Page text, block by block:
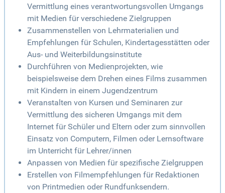
Vermittlung eines verantwortungsvollen Umgangs
mit Medien für verschiedene Zielgruppen
Zusammenstellen von Lehrmaterialien und
Empfehlungen für Schulen, Kindertagesstätten oder
Aus- und Weiterbildungsinstitute
Durchführen von Medienprojekten, wie
beispielsweise dem Drehen eines Films zusammen
mit Kindern in einem Jugendzentrum
Veranstalten von Kursen und Seminaren zur
Vermittlung des sicheren Umgangs mit dem
Internet für Schüler und Eltern oder zum sinnvollen
Einsatz von Computern, Filmen oder Lernsoftware
im Unterricht für Lehrer/innen
Anpassen von Medien für spezifische Zielgruppen
Erstellen von Filmempfehlungen für Redaktionen
von Printmedien oder Rundfunksendern.